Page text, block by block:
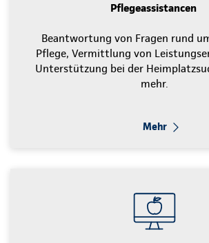
Pflegeassistancen
Beantwortung von Fragen rund
Pflege, Vermittlung von
Unterstützung bei der
mehr.
Mehr